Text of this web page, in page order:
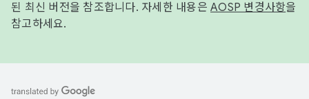
된 최신 버전을 참조합니다. 자세한 내용은 AOSP 변경사항을
참고하세요.